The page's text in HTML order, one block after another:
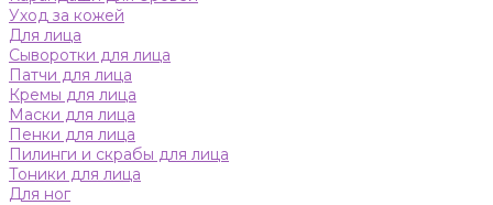
Уход за кожей
Для лица
Сыворотки для лица
Патчи для лица
Кремы для лица
Маски для лица
Пенки для лица
Пилинги и скрабы для лица
Тоники для лица
Для ног